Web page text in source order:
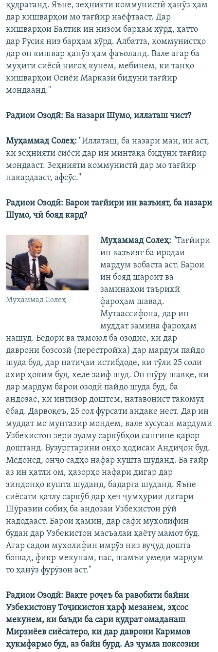
қудратанд. Яъне, зеҳнияти коммунистӣ ҳанӯз ҳам
дар кишварҳои мо тағйир наёфтааст. Дар
кишварҳои Балтик ин низом барҳам хӯрд, ҳатто
дар Русия низ барҳам хӯрд. Албатта, коммунистҳо
дар он кишвар ҳанӯз ҳам фаъоланд. Вале агар ба
муҳити сиёсӣ нигоҳ кунем, мебинем, ки танҳо
кишварҳои Осиёи Марказӣ бидуни тағйир
мондаанд."
Радиои Озодӣ: Ба назари Шумо, иллаташ чист?
Муҳаммад Солеҳ: "Иллаташ, ба назари ман, ин аст,
ки зеҳнияти сиёсӣ дар ин минтақа бидуни тағйир
мондааст. Зеҳнияти коммунистӣ дар мо тағйир
накардааст, афсӯс."
Радиои Озодӣ: Барои тағйири ин вазъият, ба назари
Шумо, чӣ бояд кард?
Муҳаммад Солеҳ
Муҳаммад Солеҳ: "Тағйири
ин вазъият ба иродаи
мардум вобаста аст. Барои
ин бояд шароит ва
заминаҳои таърихӣ
фароҳам шавад.
Мутаассифона, дар ин
муддат замина фароҳам
нашуд. Бедорӣ ва тамоюл ба озодие, ки дар
даврони бозсозӣ (перестройка) дар мардум пайдо
шуда буд, дар натиҷаи истибдоде, ки тӯли 25 соли
ахир ҳоким буд, хеле заиф шуд. Он шӯру шавқе, ки
дар мардум барои озодӣ пайдо шуда буд, ба
андозае, ки интизор доштем, натавонист такомул
ёбад. Дарвоқеъ, 25 сол фурсати андаке нест. Дар ин
муддат мо мунтазир мондем, вале хусусан мардуми
Узбекистон зери зулму саркӯбҳои сангине қарор
доштанд. Бузургтарини онҳо ҳодисаи Андиҷон буд.
Медонед, онҷо садҳо нафар кушта шуданд. Ба ғайр
аз ин қатли ом, ҳазорҳо нафари дигар дар
зиндонҳо кушта шуданд, бадарға шуданд. Яъне
сиёсати қатлу саркӯб дар ҳеч ҷумҳурии дигари
Шӯравии собиқ ба андозаи Узбекистон рӯй
надодааст. Барои ҳамин, дар сафи мухолифин
будан дар Узбекистон масъалаи ҳаёту мамот буд.
Агар садои мухолифин имрӯз низ вуҷуд дошта
бошад, фикр мекунам, пас, шамъи умеди мардум
то ҳанӯз фурӯзон аст."
Радиои Озодӣ: ​Вақте роҷеъ ба равобити байни
Узбекистону Тоҷикистон ҳарф мезанем, эҳсос
мекунем, ки баъди ба сари қудрат омаданаш
Мирзиёев сиёсатеро, ки дар даврони Каримов
ҳукмфармо буд, аз байн бурд. Аз ҷумла поксозии